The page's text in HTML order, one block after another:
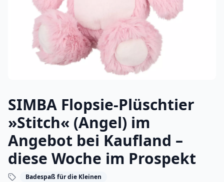
SIMBA Flopsie-Plüschtier
»Stitch« (Angel) im
Angebot bei Kaufland –
diese Woche im Prospekt
Badespaß für die Kleinen